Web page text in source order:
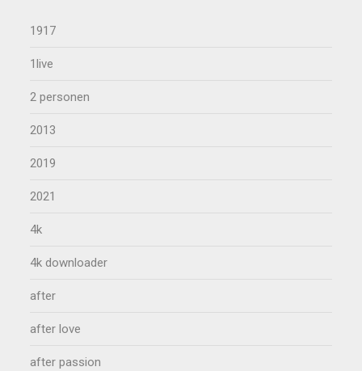
1917
1live
2 personen
2013
2019
2021
4k
4k downloader
after
after love
after passion